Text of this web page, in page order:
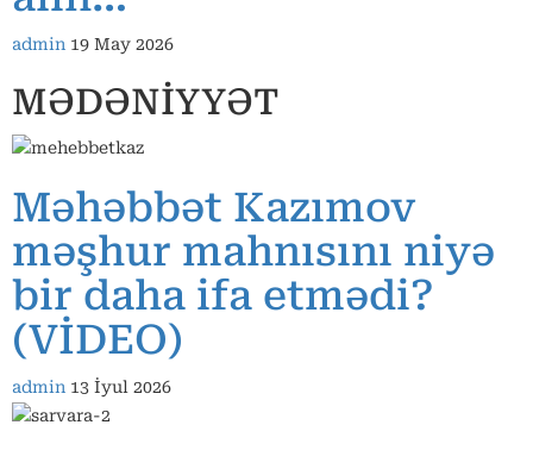
admin 19 May 2026
MƏDƏNİYYƏT
Məhəbbət Kazımov
məşhur mahnısını niyə
bir daha ifa etmədi?
(VİDEO)
admin 13 İyul 2026